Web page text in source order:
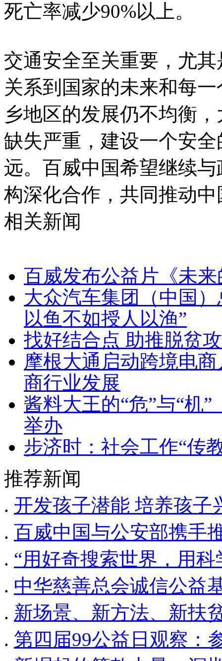
死亡率减少90%以上。
交通安全至关重要，尤
关系到国家的未来和每
乡地区的发展仍不均衡
缺失严重，建设一个安
远。百威中国希望继续
构深化合作，共同推动
相关新闻
百威发布公益片《未
大众汽车集团（中国
以鱼不如授人以渔”
找好结合点 助推脱贫
摩根大通启动跨境电
商行业发展
酱料大王的“危”与“机
举办
步济时：社会工作“传
推荐新闻
. 开发孩子潜能 培养孩子
. 百威中国与公安部携手
. “用好奇搜索世界，用
. 中华慈善总会诚信公益
. 新场景、新方法、新扶
. 第四届99公益日观察：